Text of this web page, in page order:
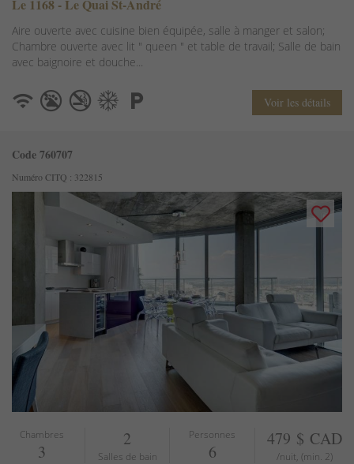
Le 1168 - Le Quai St-André
Aire ouverte avec cuisine bien équipée, salle à manger et salon;
Chambre ouverte avec lit " queen " et table de travail; Salle de bain
avec baignoire et douche...
Voir les détails
Code 760707
Numéro CITQ : 322815
Chambres
3
2
Salles de bain
Personnes
6
479 $ CAD
/nuit, (min. 2)